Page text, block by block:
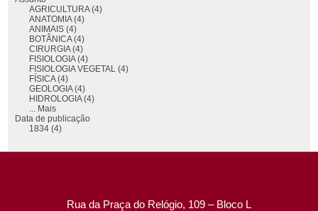
AGRICULTURA (4)
ANATOMIA (4)
ANIMAIS (4)
BOTÂNICA (4)
CIRURGIA (4)
FISIOLOGIA (4)
FISIOLOGIA VEGETAL (4)
FÍSICA (4)
GEOLOGIA (4)
HIDROLOGIA (4)
... Mais
Data de publicação
1834 (4)
Rua da Praça do Relógio, 109 – Bloco L